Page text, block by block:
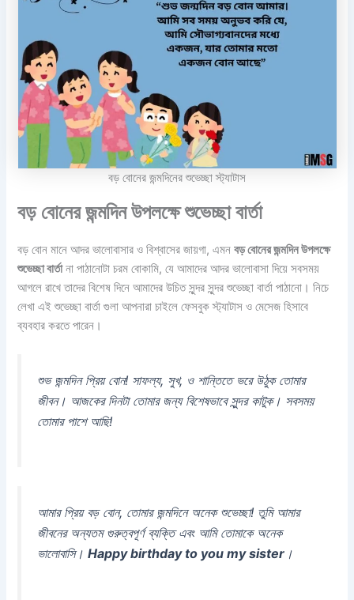
বড় বোনের জন্মদিনের শুভেচ্ছা স্ট্যাটাস
বড় বোনের জন্মদিন উপলক্ষে শুভেচ্ছা বার্তা
বড় বোন মানে আদর ভালোবাসার ও বিশ্বাসের জায়গা, এমনবড় বোনের জন্মদিন উপলক্ষে
শুভেচ্ছা বার্তানা পাঠানোটা চরম বোকামি, যে আমাদের আদর ভালোবাসা দিয়ে সবসময়
আগলে রাখে তাদের বিশেষ দিনে আমাদের উচিত সুন্দর সুন্দর শুভেচ্ছা বার্তা পাঠানো। নিচে
লেখা এই শুভেচ্ছা বার্তা গুলা আপনারা চাইলে ফেসবুক স্ট্যাটাস ও মেসেজ হিসাবে
ব্যবহার করতে পারেন।
শুভ জন্মদিন প্রিয় বোন! সাফল্য, সুখ, ও শান্তিতে ভরে উঠুক তোমার
জীবন। আজকের দিনটা তোমার জন্য বিশেষভাবে সুন্দর কাটুক। সবসময়
তোমার পাশে আছি!
আমার প্রিয় বড় বোন, তোমার জন্মদিনে অনেক শুভেচ্ছা! তুমি আমার
জীবনের অন্যতম গুরুত্বপূর্ণ ব্যক্তি এবং আমি তোমাকে অনেক
ভালোবাসি।Happy birthday to you my sister ।